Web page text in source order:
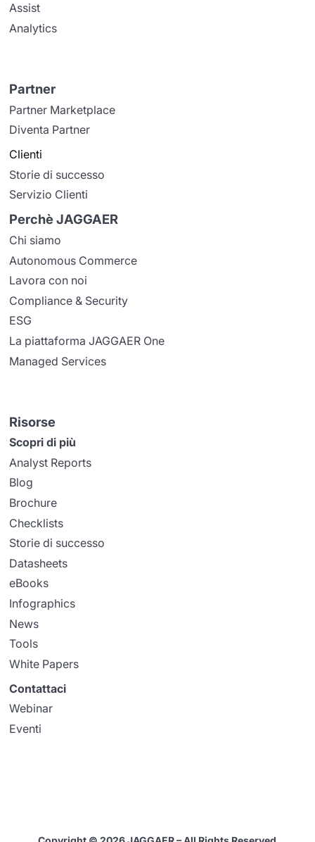
Assist
Analytics
Partner
Partner Marketplace
Diventa Partner
Clienti
Storie di successo
Servizio Clienti
Perchè JAGGAER
Chi siamo
Autonomous Commerce
Lavora con noi
Compliance & Security
ESG
La piattaforma JAGGAER One
Managed Services
Risorse
Scopri di più
Analyst Reports
Blog
Brochure
Checklists
Storie di successo
Datasheets
eBooks
Infographics
News
Tools
White Papers
Contattaci
Webinar
Eventi